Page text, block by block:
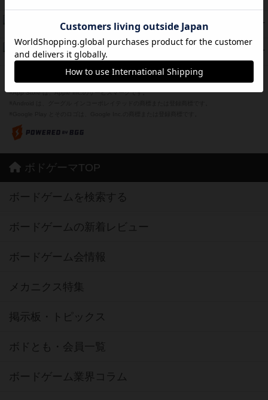
PT
紹介文なし 1件の投稿
PT
ドコジャン
紹介文あり 10件の投稿
※Apple、Apple のロゴ は、米国および他の国々で登録されたApple Inc.の商標です。
※App Store は、Apple Inc.のサービスマークです。
ボドゲーマTOP
ボードゲームを検索する
ボードゲームの新着レビュー
ボードゲーム会情報
メカニクス特集
掲示板・トピックス
ボドとも・会員一覧
ボードゲーム業界コラム